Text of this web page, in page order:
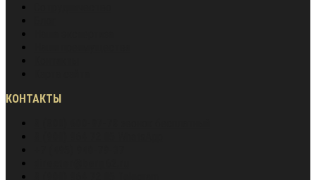
КОНТАКТЫ